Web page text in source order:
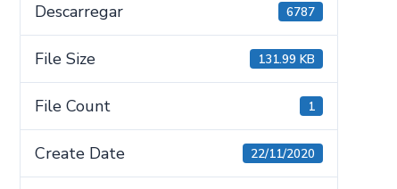
Descarregar 6787
File Size 131.99 KB
File Count 1
Create Date 22/11/2020